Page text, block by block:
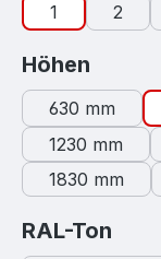
1 2
Höhen
630 mm
1230 mm
1830 mm
RAL-Ton